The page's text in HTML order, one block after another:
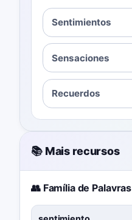
Sentimientos
Sensaciones
Recuerdos
📚 Mais recursos
👥 Família de Palavras